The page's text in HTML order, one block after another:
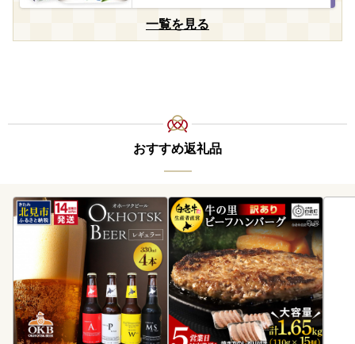
一覧を見る
おすすめ返礼品